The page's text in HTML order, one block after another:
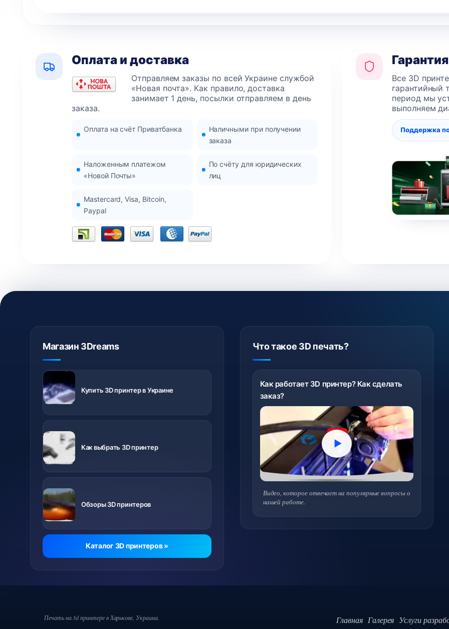
Оплата и доставка
Отправляем заказы по всей Украине службой
«Новая почта». Как правило, доставка
занимает 1 день, посылки отправляем в день
заказа.
Оплата на счёт Приватбанка
Наличными при получении
заказа
Наложенным платежом
«Новой Почты»
По счёту для юридических
лиц
Mastercard, Visa, Bitcoin,
Paypal
Все 3D
гарантийный
период мы
выполняем
Поддержка
Магазин 3Dreams
Купить 3D принтер в Украине
принтеры с
доставкой
по Украине
Как выбрать 3D принтер
Важно знать
перед
покупкой
Обзоры 3D принтеров
Ролики о
разных
принтерах
Каталог 3D принтеров »
Что такое 3D печать?
Как работает 3D принтер? Как сделать
заказ?
Видео, которое отвечает на популярные вопросы о
нашей работе.
Печать на 3d принтере в Харькове, Украина. Главная Галерея Услуги